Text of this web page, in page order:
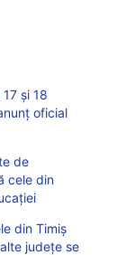
și 18
oficial
de
cele din
din Timiș
județe se